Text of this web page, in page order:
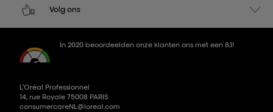
Volg ons
In 2020 beoordeelden onze klanten ons met een 8,1!
L’Oréal Professionnel
14, rue Royale 75008 PARIS
consumercareNL@loreal.com